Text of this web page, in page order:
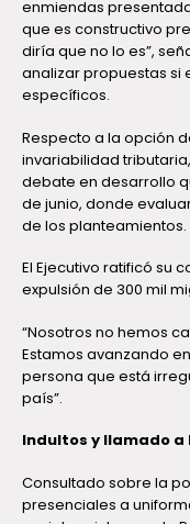
enmiendas
que es constructivo
diría que no lo es”,
analizar propuestas si
específicos.
Respecto a la opción
invariabilidad
debate en desarrollo
de junio, donde
de los planteamientos.
El Ejecutivo ratificó su
expulsión de 300 mil
“Nosotros no hemos
Estamos avanzando
persona que está
país”.
Indultos y llamado a
Consultado sobre la
presenciales a